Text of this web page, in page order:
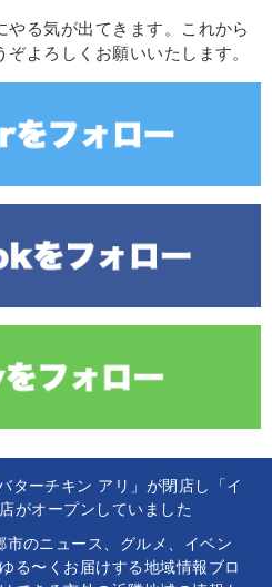
る気が出てきます。これから
よろしくお願いいたします。
ターチキン アリ」が閉店し「イ
がオープンしていました
市のニュース、グルメ、イベン
る〜くお届けする地域情報ブロ